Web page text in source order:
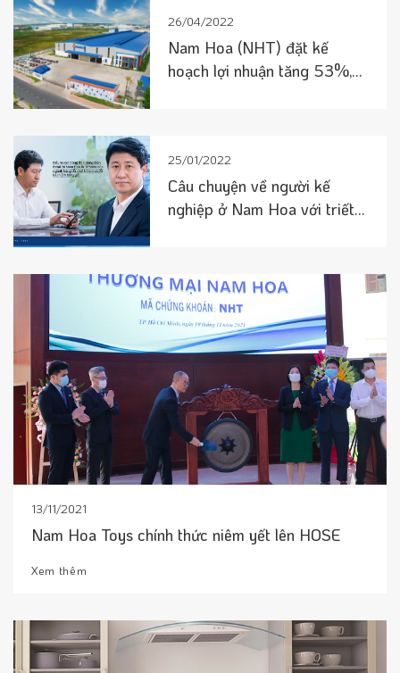
26/04/2022
Nam Hoa (NHT) đặt kế
hoạch lợi nhuận tăng 53%,
25/01/2022
Câu chuyện về người kế
nghiệp ở Nam Hoa với triết
13/11/2021
Nam Hoa Toys chính thức niêm yết lên HOSE
Xem thêm